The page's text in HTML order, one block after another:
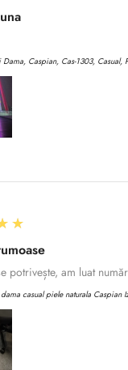
Dama, Caspian, Cas-1303, Casual,
potrivește, am luat
casual piele naturala Caspian